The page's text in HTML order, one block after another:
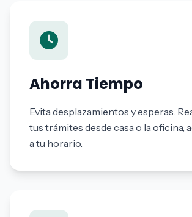
Ahorra Tiempo
Evita desplazamientos y esperas.
tus trámites desde casa o la oficina,
a tu horario.